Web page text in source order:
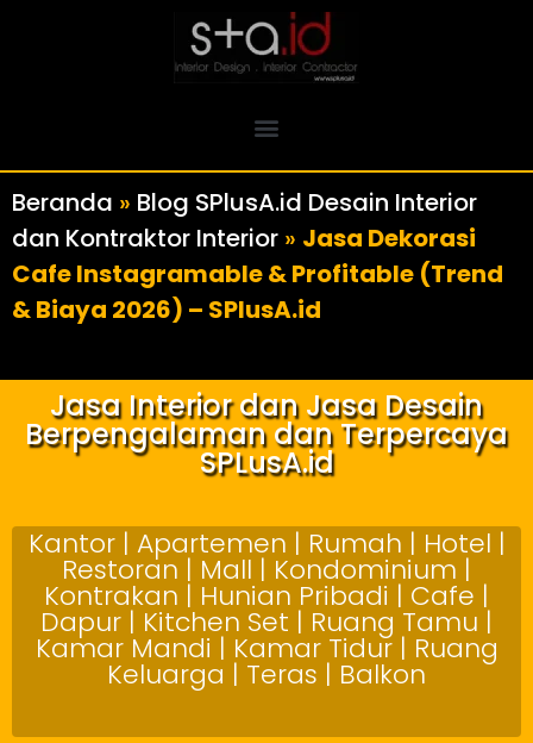
Beranda » Blog SPlusA.id Desain Interior
dan Kontraktor Interior » Jasa Dekorasi
Cafe Instagramable & Profitable (Trend
& Biaya 2026) – SPlusA.id
Jasa Interior dan Jasa Desain
Berpengalaman dan Terpercaya
SPLusA.id
Kantor | Apartemen | Rumah | Hotel |
Restoran | Mall | Kondominium |
Kontrakan | Hunian Pribadi | Cafe |
Dapur | Kitchen Set | Ruang Tamu |
Kamar Mandi | Kamar Tidur | Ruang
Keluarga | Teras | Balkon